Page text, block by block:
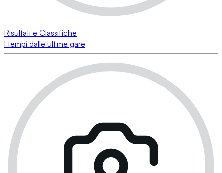
Risultati e Classifiche
I tempi dalle ultime gare